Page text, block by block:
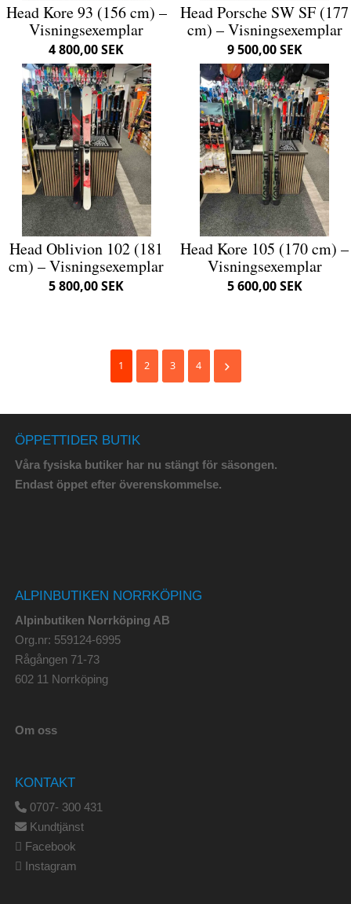
Head Kore 93 (156 cm) –
Visningsexemplar
4 800,00 SEK
Head Porsche SW SF (177
cm) – Visningsexemplar
9 500,00 SEK
Head Oblivion 102 (181
cm) – Visningsexemplar
5 800,00 SEK
Head Kore 105 (170 cm) –
Visningsexemplar
5 600,00 SEK
1 2 3 4
ÖPPETTIDER BUTIK
Våra fysiska butiker har nu stängt för säsongen.
Endast öppet efter överenskommelse.
ALPINBUTIKEN NORRKÖPING
Alpinbutiken Norrköping AB
Org.nr: 559124-6995
Rågången 71-73
602 11 Norrköping
Om oss
KONTAKT
0707- 300 431
Kundtjänst
Facebook
Instagram